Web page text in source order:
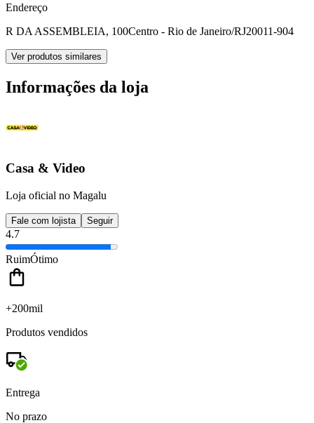
Endereço
R DA ASSEMBLEIA, 100Centro - Rio de Janeiro/RJ20011-904
Ver produtos similares
Informações da loja
Casa & Video
Loja oficial no Magalu
Fale com lojista Seguir
4.7
RuimÓtimo
+200mil
Produtos vendidos
Entrega
No prazo